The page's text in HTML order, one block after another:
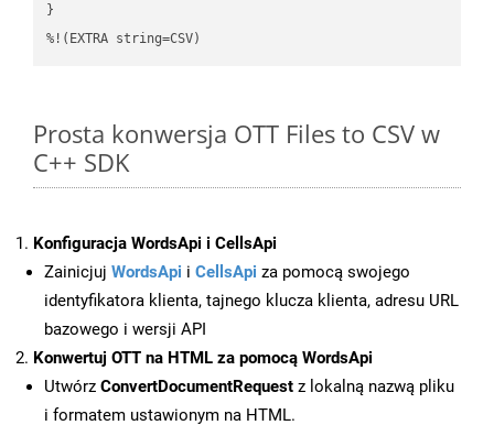
}
%!(EXTRA string=CSV)
Prosta konwersja OTT Files to CSV w
C++ SDK
Konfiguracja WordsApi i CellsApi
Zainicjuj WordsApi i CellsApi za pomocą swojego
identyfikatora klienta, tajnego klucza klienta, adresu URL
bazowego i wersji API
Konwertuj OTT na HTML za pomocą WordsApi
Utwórz ConvertDocumentRequest z lokalną nazwą pliku
i formatem ustawionym na HTML.